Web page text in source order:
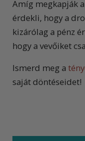
Amíg megkapják
érdekli, hogy a
kizárólag a pénz
hogy a vevőiket
Ismerd meg a
saját döntéseidet!